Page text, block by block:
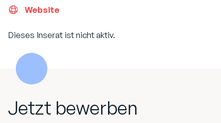
Website
Dieses Inserat ist nicht aktiv.
Jetzt bewerben